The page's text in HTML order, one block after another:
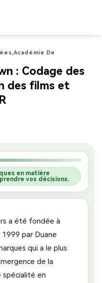
,Académie De
: Codage des
des films et
en matière
vos décisions.
a été fondée à
1999 par Duane
qui a le plus
de la
en